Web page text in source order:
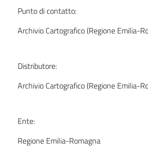
Punto di contatto:
Archivio Cartografico (Regione Emilia-
Distributore:
Archivio Cartografico (Regione Emilia-
Ente:
Regione Emilia-Romagna